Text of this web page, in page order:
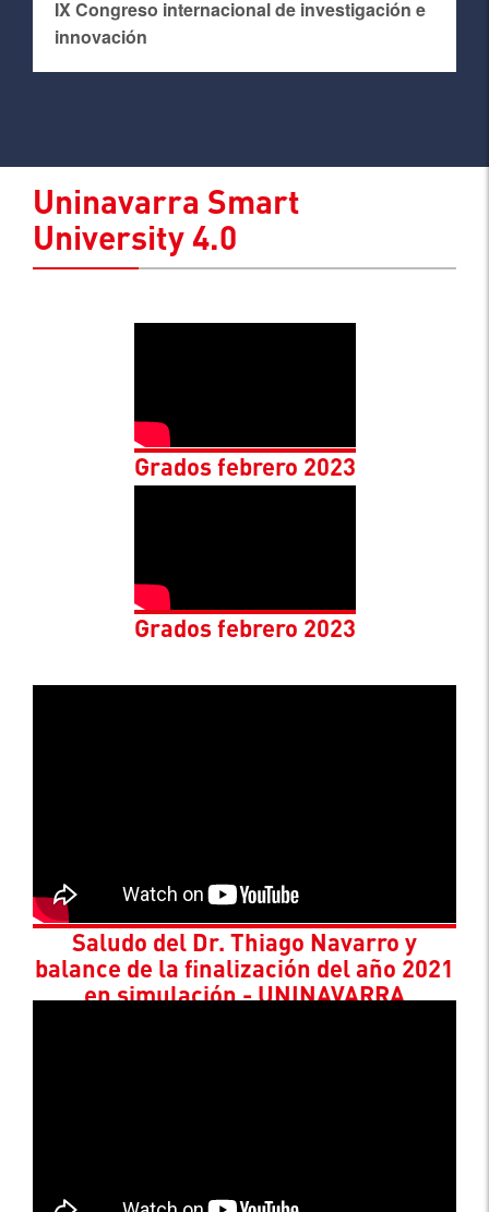
IX Congreso internacional de investigación e
innovación
Uninavarra Smart
University 4.0
Grados febrero 2023
Grados febrero 2023
Saludo del Dr. Thiago Navarro y
balance de la finalización del año 2021
en simulación - UNINAVARRA